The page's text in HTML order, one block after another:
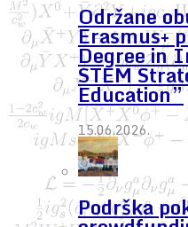
Održane
Erasmus+
Degree in
STEM
Education”
15.06.2026.
Podrška